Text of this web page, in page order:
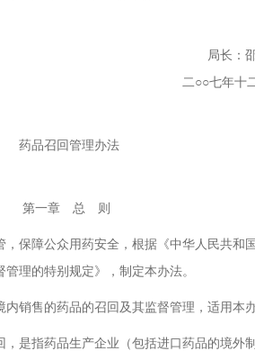
邵明
十二月十
理办法
则
障公众用药安全，根据《中华人民共和国
理的特别规定》，制定本办法。
售的药品的召回及其监督管理，适用本办
指药品生产企业（包括进口药品的境外